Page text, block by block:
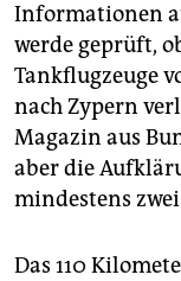
Informationen
werde geprüft,
Tankflugzeuge
nach Zypern
Magazin aus
aber die
mindestens
Das 110